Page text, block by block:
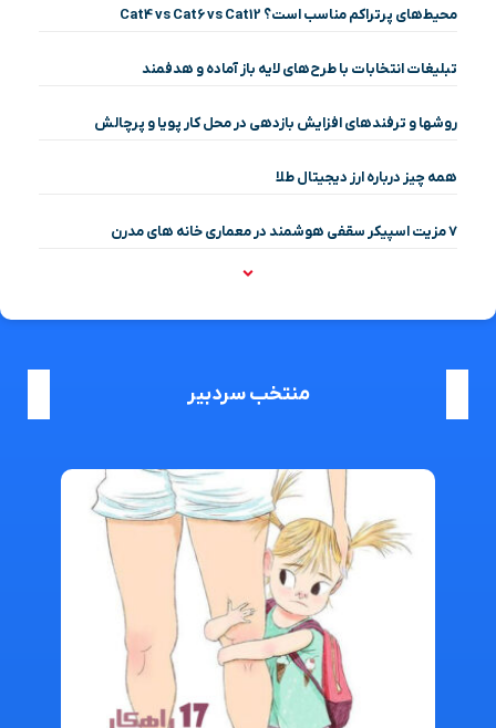
محیط‌های پرتراکم مناسب است؟ Cat4 vs Cat6 vs Cat12
تبلیغات انتخابات با طرح‌های لایه باز آماده و هدفمند
روشها و ترفندهای افزایش بازدهی در محل کار پویا و پرچالش
همه چیز درباره ارز دیجیتال طلا
۷ مزیت اسپیکر سقفی هوشمند در معماری خانه‌ های مدرن
منتخب سردبیر